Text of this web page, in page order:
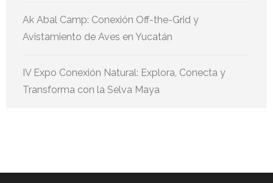
Ak Abal Camp: Conexión Off-the-Grid y
Avistamiento de Aves en Yucatán
IV Expo Conexión Natural: Explora, Conecta y
Transforma con la Selva Maya